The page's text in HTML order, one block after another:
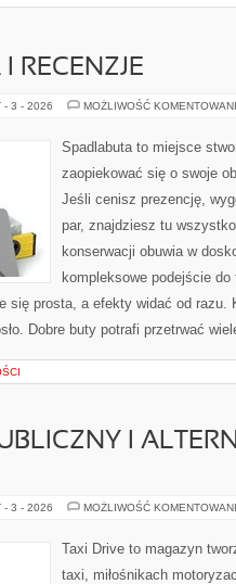
RECENZJE
- 3 - 2026 MOŻLIWOŚĆ
Spadlabuta to miejsce
zaopiekować się o swoje
Jeśli cenisz prezencję,
par, znajdziesz tu
konserwacji obuwia w
kompleksowe podejście
się prosta, a efekty widać od razu.
Dobre buty potrafi przetrwać
I
- 3 - 2026 MOŻLIWOŚĆ
Taxi Drive to magazyn
taxi, miłośnikach